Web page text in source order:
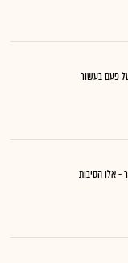
פעם בעשור
אלו הסיבות